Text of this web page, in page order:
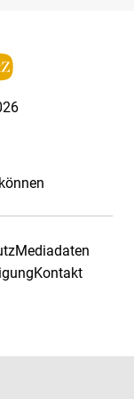
Mediadaten
Kontakt